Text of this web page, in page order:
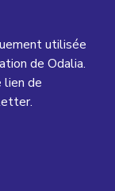
utilisée
de Odalia.
lien de